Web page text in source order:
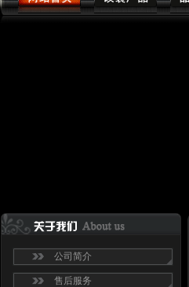
公司简介
售后服务